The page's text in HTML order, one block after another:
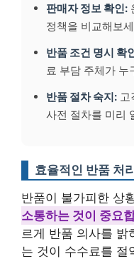
판매자 정보 확인:
정책을 비교해보
반품 조건 명시 확
료 부담 주체가 누
반품 절차 숙지: 고
사전 절차를 미리
효율적인 반품 처
반품이 불가피한 상
소통하는 것이 중요
르게 반품 의사를
는 것이 수수료를 절